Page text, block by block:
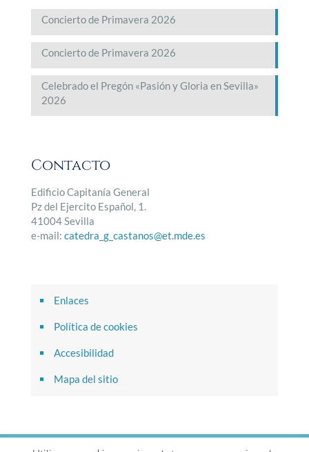
Concierto de Primavera 2026
Concierto de Primavera 2026
Celebrado el Pregón «Pasión y Gloria en Sevilla»
2026
Contacto
Edificio Capitanía General
Pz del Ejercito Español, 1.
41004 Sevilla
e-mail: catedra_g_castanos@et.mde.es
Enlaces
Política de cookies
Accesibilidad
Mapa del sitio